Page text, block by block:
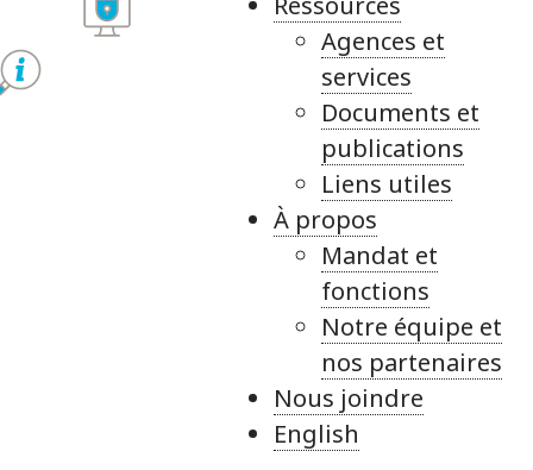
Agences et
services
Documents et
publications
Liens utiles
À propos
Mandat et
fonctions
Notre équipe et
nos partenaires
Nous joindre
English